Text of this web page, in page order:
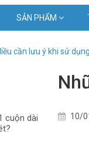
SẢN PHẨM
cần lưu ý khi sử
10/
cuộn dài